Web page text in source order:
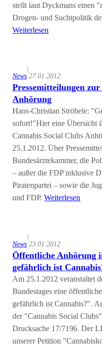
stellt laut Dyckmans einen
Drogen- und Suchtpolitik
Weiterlesen
News
|
27.01.2012
Pressemitteilungen
Anhörung
Hans-Christian Ströbele:
sofort!"Hier eine Übersicht
Cannabis Social Clubs
25.1.2012. Über
Bundesärztekammer, die
– außer die FDP inklusive
Piratenpartei – sowie die
und FDP.Weiterlesen
News
|
23.01.2012
Öffentliche Anhörung
gefährlich ist
Am 25.1.2012 veranstaltet
Bundestages eine
gefährlich ist Cannabis?".
der "Cannabis Social
Drucksache 17/7196. Der
unserer Petition